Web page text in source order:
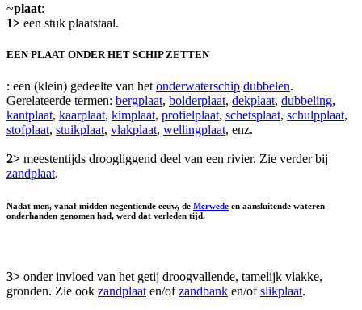
~plaat:
1> een stuk plaatstaal.
EEN PLAAT ONDER HET SCHIP ZETTEN
: een (klein) gedeelte van het onderwaterschip dubbelen.
Gerelateerde termen: bergplaat, bolderplaat, dekplaat, dubbeling,
kantplaat, kaarplaat, kimplaat, profielplaat, schetsplaat, schulpplaat,
stofplaat, stuikplaat, vlakplaat, wellingplaat, enz.
2> meestentijds droogliggend deel van een rivier. Zie verder bij
zandplaat.
Nadat men, vanaf midden negentiende eeuw, de Merwede en aansluitende wateren
onderhanden genomen had, werd dat verleden tijd.
3> onder invloed van het getij droogvallende, tamelijk vlakke,
gronden. Zie ook zandplaat en/ofzandbank en/ofslikplaat.